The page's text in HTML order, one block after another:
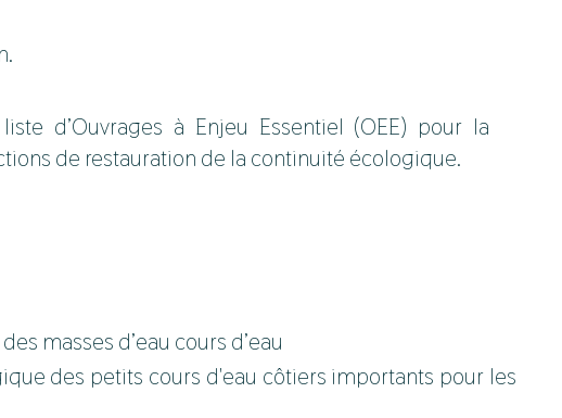
d’Ouvrages à Enjeu Essentiel (OEE) pour la
de restauration de la continuité écologique.
masses d’eau cours d’eau
des petits cours d'eau côtiers importants pour les